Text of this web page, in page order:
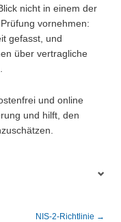
nicht in einem der
vornehmen:
gefasst, und
über vertragliche
und online
und hilft, den
NIS-2-Richtlinie →